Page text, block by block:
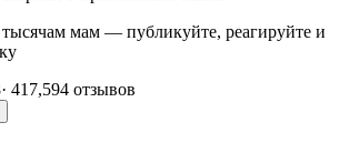
мам — публикуйте, реагируйте и
· 417,594 отзывов